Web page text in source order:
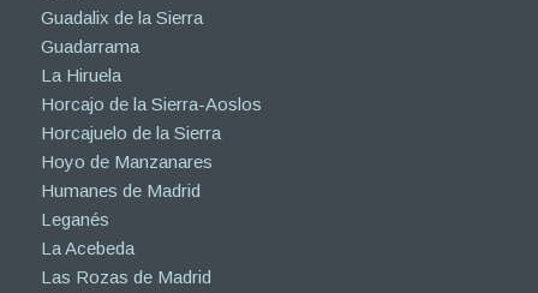
Guadalix de la Sierra
Guadarrama
La Hiruela
Horcajo de la Sierra-Aoslos
Horcajuelo de la Sierra
Hoyo de Manzanares
Humanes de Madrid
Leganés
La Acebeda
Las Rozas de Madrid